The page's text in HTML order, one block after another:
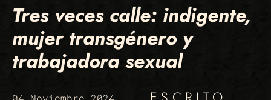
Tres veces calle: indigente,
mujer transgénero y
trabajadora sexual